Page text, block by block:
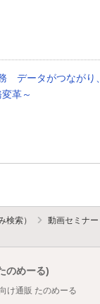
データがつながり
革～
検索）
動画セミナー
のめーる)
け通販 たのめーる